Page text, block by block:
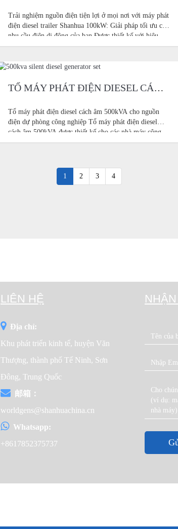
Trải nghiệm nguồn điện tiện lợi ở mọi nơi với máy phát
điện diesel trailer Shanhua 100kW: Giải pháp tối ưu cho
nhu cầu điện di động của bạn Được thiết kế với hiệu
suất bền bỉ mà bạn cần cho các công trình xây dựng,
TỔ MÁY PHÁT ĐIỆN DIESEL CÁCH ÂM 500KVA
Tổ máy phát điện diesel cách âm 500kVA cho nguồn
điện dự phòng công nghiệp Tổ máy phát điện diesel
cách âm 500kVA được thiết kế cho các nhà máy công
nghiệp, xưởng lớn, cơ sở thương mại, nhà kho, trung
1 2 3 4
LIÊN HỆ
Địa chỉ:
Khu phát triển kinh tế, huyện Văn
Thượng, thành phố Tế Ninh, Sơn
Đông, Trung Quốc
邮箱：
worldgens@shanhuachina.cn
Whatsapp:
+8617852375737